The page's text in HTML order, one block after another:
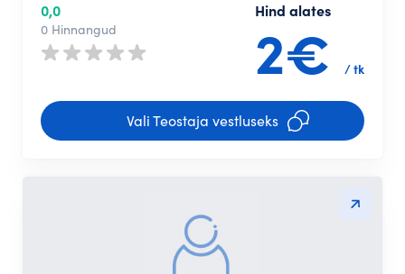
Vali Teostaja vestluseks
Hind alates
2€ / tk
0,0
0 Hinnangud